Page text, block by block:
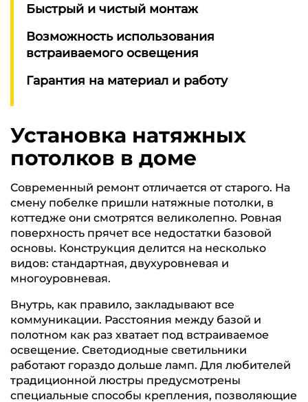
Быстрый и чистый монтаж
Возможность использования
встраиваемого освещения
Гарантия на материал и работу
Установка натяжных
потолков в доме
Современный ремонт отличается от старого. На
смену побелке пришли натяжные потолки, в
коттедже они смотрятся великолепно. Ровная
поверхность прячет все недостатки базовой
основы. Конструкция делится на несколько
видов: стандартная, двухуровневая и
многоуровневая.
Внутрь, как правило, закладывают все
коммуникации. Расстояния между базой и
полотном как раз хватает под встраиваемое
освещение. Светодиодные светильники
работают гораздо дольше ламп. Для любителей
традиционной люстры предусмотрены
специальные способы крепления, позволяющие